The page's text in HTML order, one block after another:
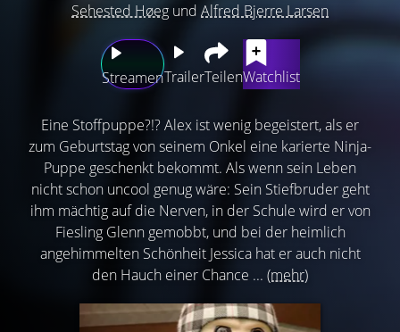
Sehested Høeg und Alfred Bjerre Larsen
StreamenTrailerTeilenWatchlist
Eine Stoffpuppe?!? Alex ist wenig begeistert, als er
zum Geburtstag von seinem Onkel eine karierte Ninja-
Puppe geschenkt bekommt. Als wenn sein Leben
nicht schon uncool genug wäre: Sein Stiefbruder geht
ihm mächtig auf die Nerven, in der Schule wird er von
Fiesling Glenn gemobbt, und bei der heimlich
angehimmelten Schönheit Jessica hat er auch nicht
den Hauch einer Chance ... (mehr)